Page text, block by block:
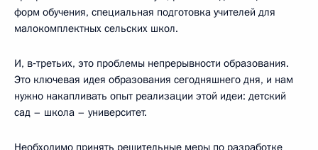
форм обучения, специальная подготовка учителей для
малокомплектных сельских школ.
И, в‑третьих, это проблемы непрерывности образования.
Это ключевая идея образования сегодняшнего дня, и нам
нужно накапливать опыт реализации этой идеи: детский
сад – школа – университет.
Необходимо принять решительные меры по разработке